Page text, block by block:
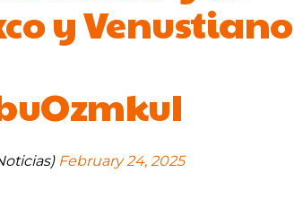
y Venustiano
February 24, 2025